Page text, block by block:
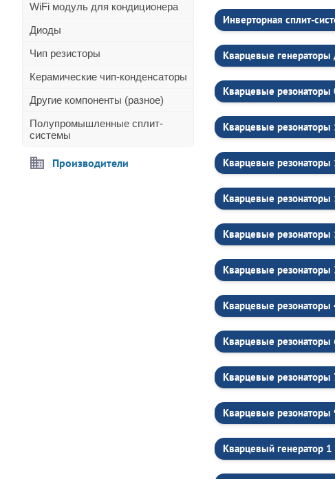
WiFi модуль для кондиционера
Диоды
Чип резисторы
Керамические чип-конденсаторы
Другие компоненты (разное)
Полупромышленные сплит-
системы
Производители
Инверторная сплит-
Кварцевые генераторы
Кварцевые
Кварцевые резонаторы
Кварцевые
Кварцевые
Кварцевые
Кварцевые резонаторы
Кварцевые
Кварцевые резонаторы
Кварцевые
Кварцевые резонаторы
Кварцевый генератор